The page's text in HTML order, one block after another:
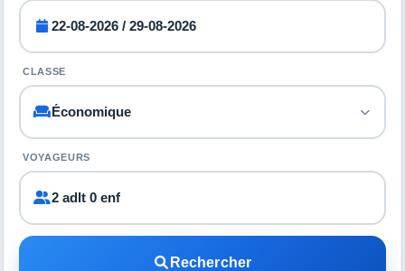
CLASSE
VOYAGEURS
2 adlt 0 enf
Rechercher